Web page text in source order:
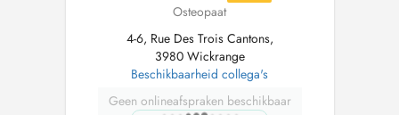
Osteopaat
4-6, Rue Des Trois Cantons,
3980 Wickrange
Beschikbaarheid collega's
Geen onlineafspraken beschikbaar